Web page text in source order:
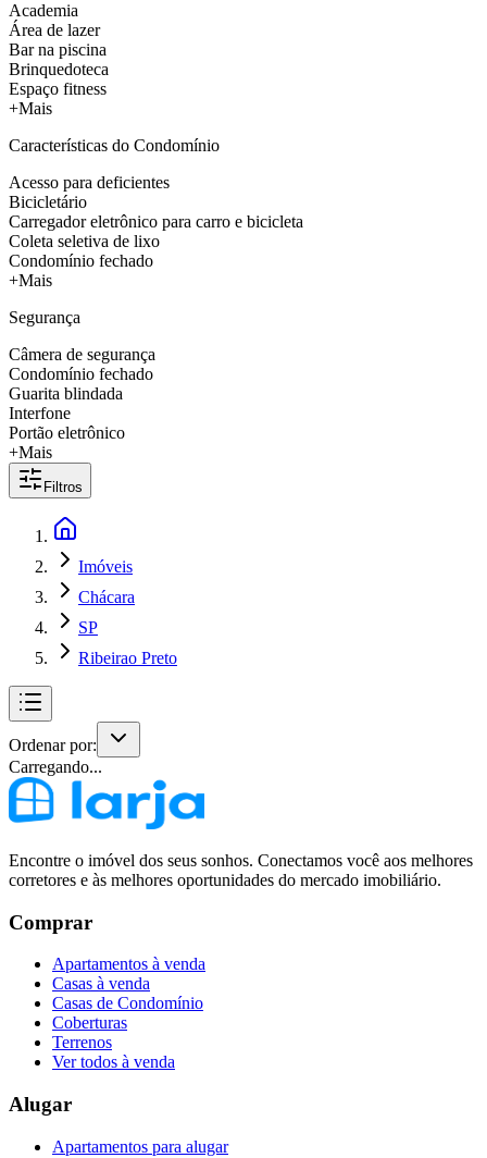
Academia
Área de lazer
Bar na piscina
Brinquedoteca
Espaço fitness
+Mais
Características do Condomínio
Acesso para deficientes
Bicicletário
Carregador eletrônico para carro e bicicleta
Coleta seletiva de lixo
Condomínio fechado
+Mais
Segurança
Câmera de segurança
Condomínio fechado
Guarita blindada
Interfone
Portão eletrônico
+Mais
Filtros
Imóveis
Chácara
SP
Ribeirao Preto
Ordenar por:
Carregando...
Encontre o imóvel dos seus sonhos. Conectamos você aos melhores
corretores e às melhores oportunidades do mercado imobiliário.
Comprar
Apartamentos à venda
Casas à venda
Casas de Condomínio
Coberturas
Terrenos
Ver todos à venda
Alugar
Apartamentos para alugar